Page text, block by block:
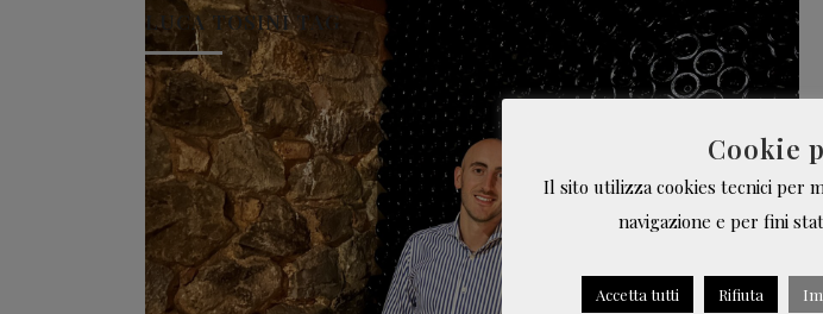
LUCA TOSINI TAG
Cookie
Il sito utilizza cookies tecnici per
navigazione e per fini
Accetta tutti Rifiuta